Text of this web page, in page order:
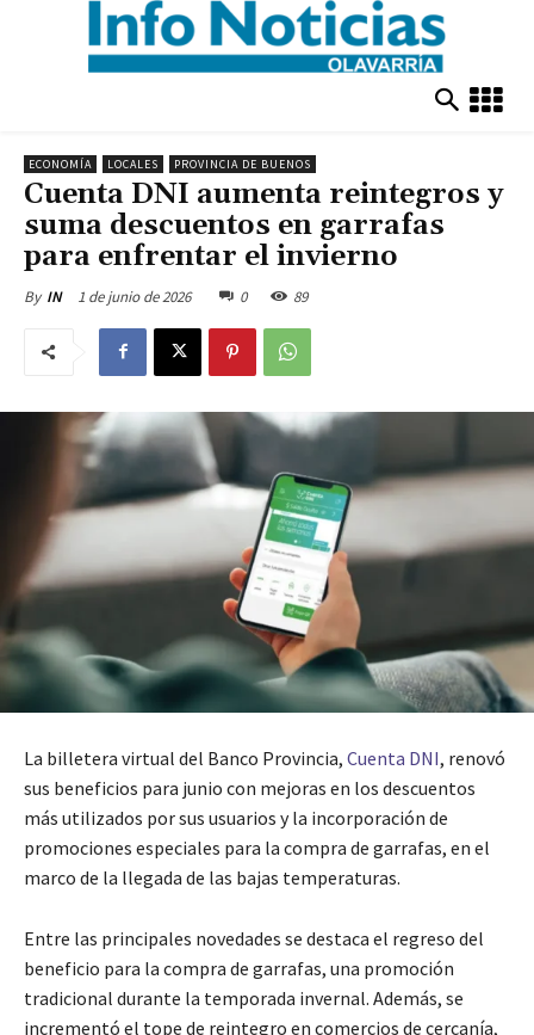
ECONOMÍA LOCALES PROVINCIA DE BUENOS
Cuenta DNI aumenta reintegros y
suma descuentos en garrafas
para enfrentar el invierno
By IN 1 de junio de 2026 0 89
La billetera virtual del Banco Provincia, Cuenta DNI, renovó
sus beneficios para junio con mejoras en los descuentos
más utilizados por sus usuarios y la incorporación de
promociones especiales para la compra de garrafas, en el
marco de la llegada de las bajas temperaturas.
Entre las principales novedades se destaca el regreso del
beneficio para la compra de garrafas, una promoción
tradicional durante la temporada invernal. Además, se
incrementó el tope de reintegro en comercios de cercanía,